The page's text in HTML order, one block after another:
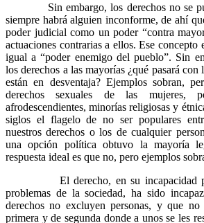
Sin embargo, los derechos no se
siempre habrá alguien inconforme, de ahí
poder judicial como un poder “contra
actuaciones contrarias a ellos. Ese concepto
igual a “poder enemigo del pueblo”. Sin
los derechos a las mayorías ¿qué pasará con
están en desventaja? Ejemplos sobran,
derechos sexuales de las mujeres,
afrodescendientes, minorías religiosas y
siglos el flagelo de no ser populares
nuestros derechos o los de cualquier
una opción política obtuvo la mayoría
respuesta ideal es que no, pero ejemplos
El derecho, en su incapacidad por
problemas de la sociedad, ha sido
derechos no excluyen personas, y que no
primera y de segunda donde a unos se les